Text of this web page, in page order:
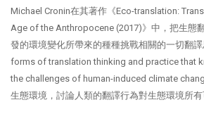
Michael Cronin在其著作《Eco-translation:
Age of the Anthropocene (2017)》中，把生態
發的環境變化所帶來的種種挑戰相關的一切翻譯
forms of translation thinking and practice that
the challenges of human-induced climate
生態環境，討論人類的翻譯行為對生態環境所有